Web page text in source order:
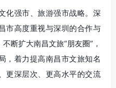
强市、旅游强市战略。深
市高度重视与深圳的合作与
断扩大南昌文旅“朋友圈”，
，着力提高南昌市文旅知名
更深层次、更高水平的交流